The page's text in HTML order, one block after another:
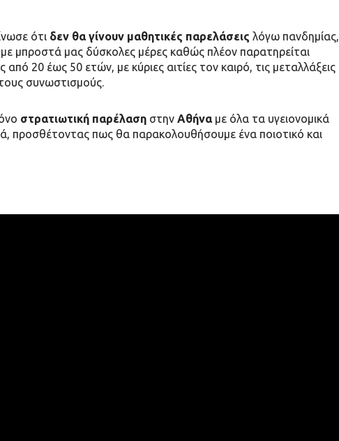
ότι δεν θα γίνουν μαθητικές παρελάσεις λόγω πανδημίας,
μπροστά μας δύσκολες μέρες καθώς πλέον παρατηρείται
20 έως 50 ετών, με κύριες αιτίες τον καιρό, τις μεταλλάξεις
συνωστισμούς.
στρατιωτική παρέλαση στην Αθήναμε όλα τα υγειονομικά
προσθέτοντας πως θα παρακολουθήσουμε ένα ποιοτικό και